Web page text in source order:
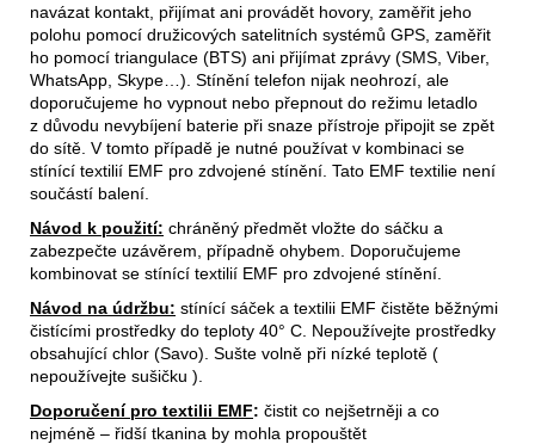
navázat kontakt, přijímat ani provádět hovory, zaměřit jeho
polohu pomocí družicových satelitních systémů GPS, zaměřit
ho pomocí triangulace (BTS) ani přijímat zprávy (SMS, Viber,
WhatsApp, Skype…). Stínění telefon nijak neohrozí, ale
doporučujeme ho vypnout nebo přepnout do režimu letadlo
z důvodu nevybíjení baterie při snaze přístroje připojit se zpět
do sítě. V tomto případě je nutné používat v kombinaci se
stínící textilií EMF pro zdvojené stínění. Tato EMF textilie není
součástí balení.
Návod k použití: chráněný předmět vložte do sáčku a
zabezpečte uzávěrem, případně ohybem. Doporučujeme
kombinovat se stínící textilií EMF pro zdvojené stínění.
Návod na údržbu: stínící sáček a textilii EMF čistěte běžnými
čistícími prostředky do teploty 40° C. Nepoužívejte prostředky
obsahující chlor (Savo). Sušte volně při nízké teplotě (
nepoužívejte sušičku ).
Doporučení pro textilii EMF: čistit co nejšetrněji a co
nejméně – řidší tkanina by mohla propouštět